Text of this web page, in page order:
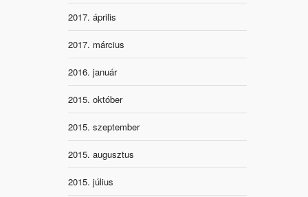
2017. április
2017. március
2016. január
2015. október
2015. szeptember
2015. augusztus
2015. július